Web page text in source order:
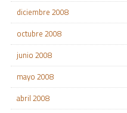
diciembre 2008
octubre 2008
junio 2008
mayo 2008
abril 2008